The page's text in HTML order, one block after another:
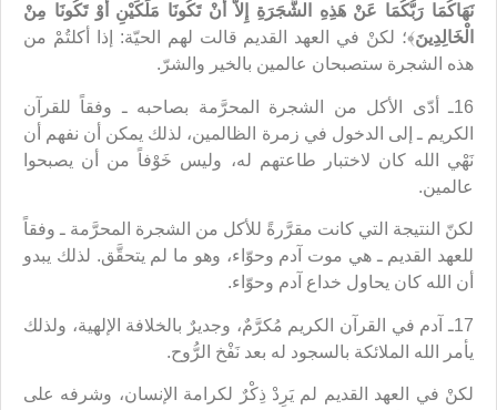
نَهَاكُمَا رَبُّكُمَا عَنْ هَذِهِ الشَّجَرَةِ إِلاَّ أَنْ تَكُونَا مَلَكَيْنِ أَوْ تَكُونَا مِنْ
الْخَالِدِينَ﴾؛ لكنْ في العهد القديم قالت لهم الحيّة: إذا أكلتُمْ من
هذه الشجرة ستصبحان عالمين بالخير والشرّ.
16ـ أدّى الأكل من الشجرة المحرَّمة بصاحبه ـ وفقاً للقرآن
الكريم ـ إلى الدخول في زمرة الظالمين، لذلك يمكن أن نفهم أن
نَهْي الله كان لاختبار طاعتهم له، وليس خَوْفاً من أن يصبحوا
عالمين.
لكنّ النتيجة التي كانت مقرَّرةً للأكل من الشجرة المحرَّمة ـ وفقاً
للعهد القديم ـ هي موت آدم وحوّاء، وهو ما لم يتحقَّق. لذلك يبدو
أن الله كان يحاول خداع آدم وحوّاء.
17ـ آدم في القرآن الكريم مُكرَّمٌ، وجديرٌ بالخلافة الإلهية، ولذلك
يأمر الله الملائكة بالسجود له بعد نَفْخ الرُّوح.
لكنْ في العهد القديم لم يَرِدْ ذِكْرٌ لكرامة الإنسان، وشرفه على